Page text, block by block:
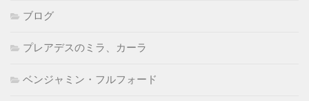
ブログ
プレアデスのミラ、カーラ
ベンジャミン・フルフォード